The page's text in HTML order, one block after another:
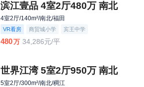
滨江壹品 4室2厅480万 南北
4室2厅/140m²/南北/福田
VR看房 商贸城小学 宾王中学
480万 34,286元/平
世界江湾 5室2厅950万 南北
5室2厅/300m²/南北/稠江